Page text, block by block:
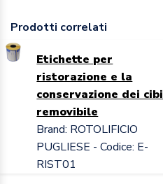
Prodotti correlati
Etichette per
ristorazione e la
conservazione dei cibi
removibile
Brand: ROTOLIFICIO
PUGLIESE - Codice: E-
RIST01